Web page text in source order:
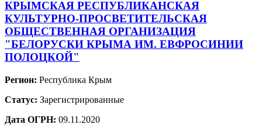
КРЫМСКАЯ РЕСПУБЛИКАНСКАЯ
КУЛЬТУРНО-ПРОСВЕТИТЕЛЬСКАЯ
ОБЩЕСТВЕННАЯ ОРГАНИЗАЦИЯ
"БЕЛОРУСКИ КРЫМА ИМ. ЕВФРОСИНИИ
ПОЛОЦКОЙ"
Регион: Республика Крым
Статус: Зарегистрированные
Дата ОГРН: 09.11.2020